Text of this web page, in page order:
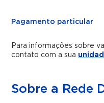
Pagamento particular
Para informações sobre
contato com a sua
Sobre a Rede